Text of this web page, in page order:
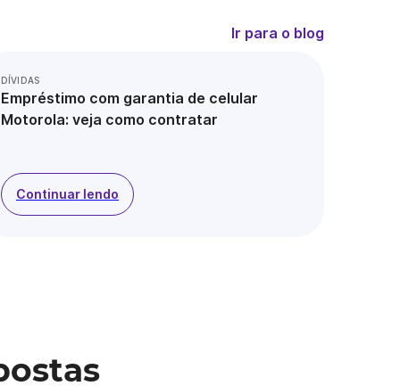
Ir para o blog
DÍVIDAS
Empréstimo com garantia de celular
Motorola: veja como contratar
Continuar lendo